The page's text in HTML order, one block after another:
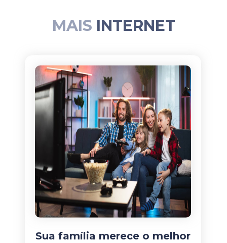
MAIS INTERNET
Sua família merece o melhor